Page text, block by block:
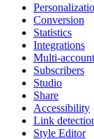
Conversion
Statistics
Integrations
Multi-
Subscribers
Studio
Share
Accessibility
Link
Style Editor